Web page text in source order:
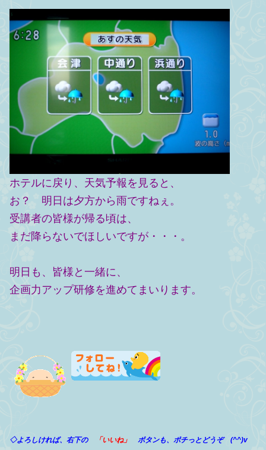
ホテルに戻り、天気予報を見ると、
お？ 明日は夕方から雨ですねぇ。
受講者の皆様が帰る頃は、
まだ降らないでほしいですが・・・。
明日も、皆様と一緒に、
企画力アップ研修を進めてまいります。
◇よろしければ、右下の「いいね」 ボタンも、ポチっとどうぞ (^^)v